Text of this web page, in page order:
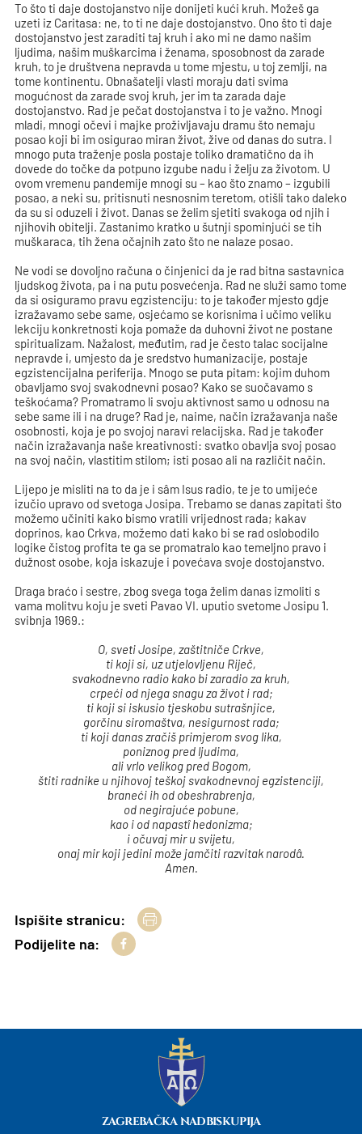
To što ti daje dostojanstvo nije donijeti kući kruh. Možeš ga
uzeti iz Caritasa: ne, to ti ne daje dostojanstvo. Ono što ti daje
dostojanstvo jest zaraditi taj kruh i ako mi ne damo našim
ljudima, našim muškarcima i ženama, sposobnost da zarade
kruh, to je društvena nepravda u tome mjestu, u toj zemlji, na
tome kontinentu. Obnašatelji vlasti moraju dati svima
mogućnost da zarade svoj kruh, jer im ta zarada daje
dostojanstvo. Rad je pečat dostojanstva i to je važno. Mnogi
mladi, mnogi očevi i majke proživljavaju dramu što nemaju
posao koji bi im osigurao miran život, žive od danas do sutra. I
mnogo puta traženje posla postaje toliko dramatično da ih
dovede do točke da potpuno izgube nadu i želju za životom. U
ovom vremenu pandemije mnogi su – kao što znamo – izgubili
posao, a neki su, pritisnuti nesnosnim teretom, otišli tako daleko
da su si oduzeli i život. Danas se želim sjetiti svakoga od njih i
njihovih obitelji. Zastanimo kratko u šutnji spominjući se tih
muškaraca, tih žena očajnih zato što ne nalaze posao.
Ne vodi se dovoljno računa o činjenici da je rad bitna sastavnica
ljudskog života, pa i na putu posvećenja. Rad ne služi samo tome
da si osiguramo pravu egzistenciju: to je također mjesto gdje
izražavamo sebe same, osjećamo se korisnima i učimo veliku
lekciju konkretnosti koja pomaže da duhovni život ne postane
spiritualizam. Nažalost, međutim, rad je često talac socijalne
nepravde i, umjesto da je sredstvo humanizacije, postaje
egzistencijalna periferija. Mnogo se puta pitam: kojim duhom
obavljamo svoj svakodnevni posao? Kako se suočavamo s
teškoćama? Promatramo li svoju aktivnost samo u odnosu na
sebe same ili i na druge? Rad je, naime, način izražavanja naše
osobnosti, koja je po svojoj naravi relacijska. Rad je također
način izražavanja naše kreativnosti: svatko obavlja svoj posao
na svoj način, vlastitim stilom; isti posao ali na različit način.
Lijepo je misliti na to da je i sâm Isus radio, te je to umijeće
izučio upravo od svetoga Josipa. Trebamo se danas zapitati što
možemo učiniti kako bismo vratili vrijednost rada; kakav
doprinos, kao Crkva, možemo dati kako bi se rad oslobodilo
logike čistog profita te ga se promatralo kao temeljno pravo i
dužnost osobe, koja iskazuje i povećava svoje dostojanstvo.
Draga braćo i sestre, zbog svega toga želim danas izmoliti s
vama molitvu koju je sveti Pavao VI. uputio svetome Josipu 1.
svibnja 1969.:
O, sveti Josipe, zaštitniče Crkve,
ti koji si, uz utjelovljenu Riječ,
svakodnevno radio kako bi zaradio za kruh,
crpeći od njega snagu za život i rad;
ti koji si iskusio tjeskobu sutrašnjice,
gorčinu siromaštva, nesigurnost rada;
ti koji danas zračiš primjerom svog lika,
poniznog pred ljudima,
ali vrlo velikog pred Bogom,
štiti radnike u njihovoj teškoj svakodnevnoj egzistenciji,
braneći ih od obeshrabrenja,
od negirajuće pobune,
kao i od napastî hedonizma;
i očuvaj mir u svijetu,
onaj mir koji jedini može jamčiti razvitak narodâ.
Amen.
Ispišite stranicu:
Podijelite na:
ZAGREBAČKA NADBISKUPIJA